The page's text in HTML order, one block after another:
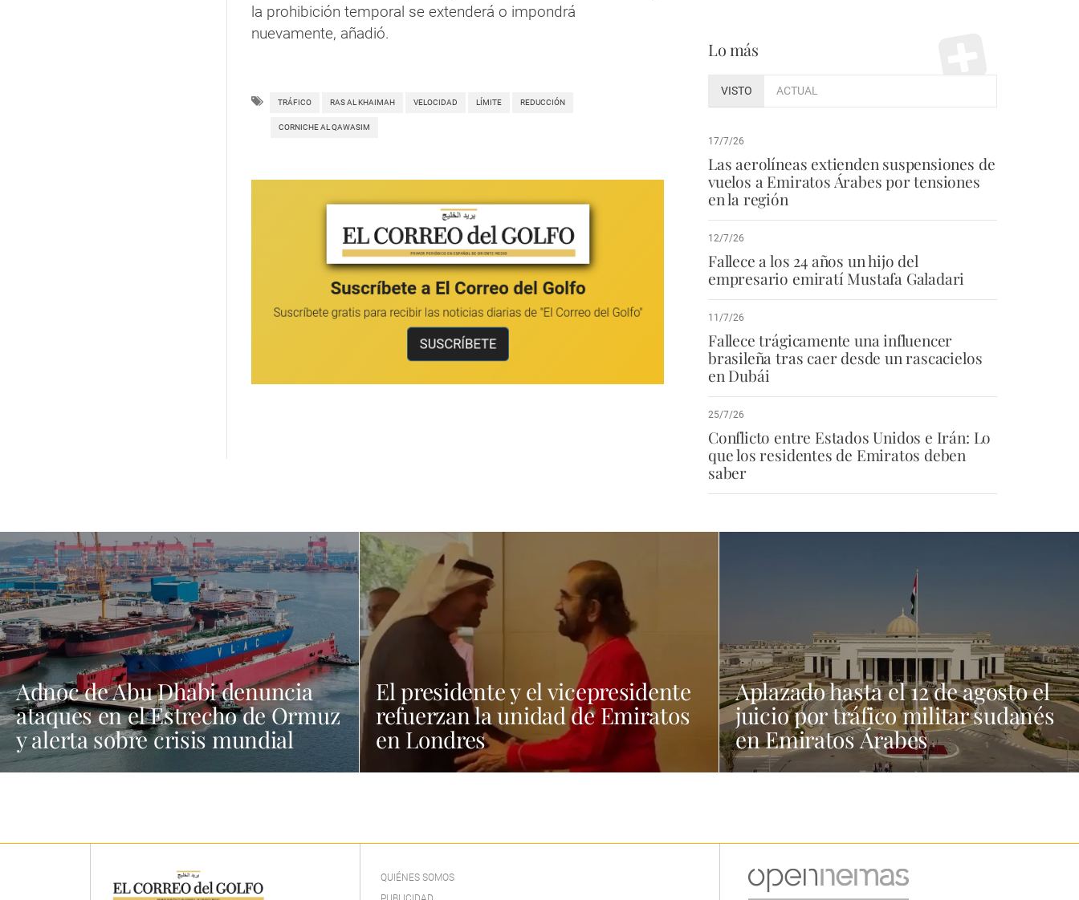
la prohibición temporal se extenderá o impondrá
nuevamente, añadió.
TRÁFICO RAS AL KHAIMAH VELOCIDAD LÍMITE REDUCCIÓN
CORNICHE AL QAWASIM
Lo más
VISTO ACTUAL
17/7/26
Las aerolíneas extienden suspensiones de
vuelos a Emiratos Árabes por tensiones
en la región
12/7/26
Fallece a los 24 años un hijo del
empresario emiratí Mustafa Galadari
11/7/26
Fallece trágicamente una influencer
brasileña tras caer desde un rascacielos
en Dubái
25/7/26
Conflicto entre Estados Unidos e Irán: Lo
que los residentes de Emiratos deben
saber
Adnoc de Abu Dhabi denuncia
ataques en el Estrecho de Ormuz
y alerta sobre crisis mundial
El presidente y el vicepresidente
refuerzan la unidad de Emiratos
en Londres
Aplazado hasta el 12 de agosto el
juicio por tráfico militar sudanés
en Emiratos Árabes
QUIÉNES SOMOS